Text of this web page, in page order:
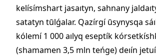
kelísímshart jasaıtyn, sahnany
satatyn tūlǵalar. Qazírgí ūsynysqa
kólemí 1 000 aılyq eseptík
(shamamen 3,5 mln teńge) deıín